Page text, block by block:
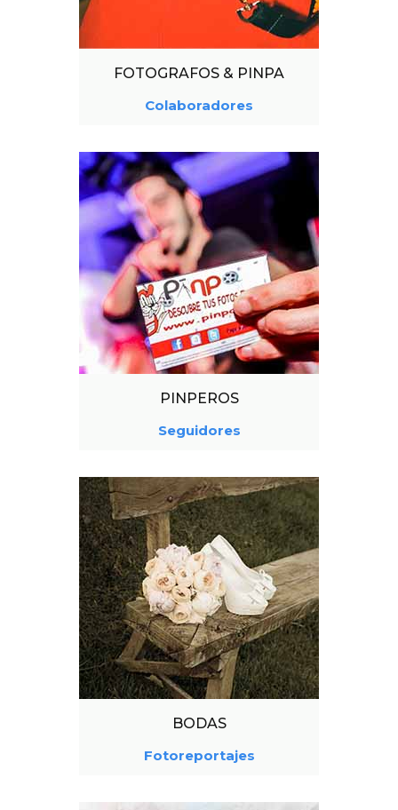
FOTOGRAFOS & PINPA
Colaboradores
PINPEROS
Seguidores
BODAS
Fotoreportajes